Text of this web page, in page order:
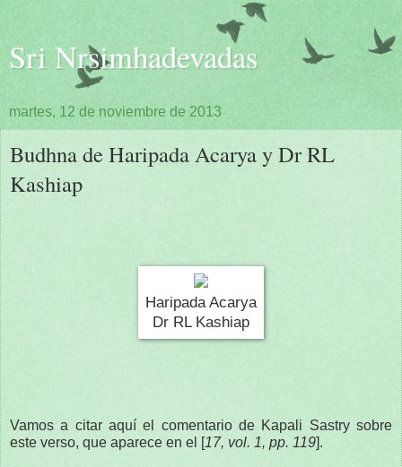
Sri Nrsimhadevadas
martes, 12 de noviembre de 2013
Budhna de Haripada Acarya y Dr RL
Kashiap
Haripada Acarya
Dr RL Kashiap
Vamos a citar aquí el comentario de Kapali Sastry sobre
este verso, que aparece en el [17, vol. 1, pp. 119].